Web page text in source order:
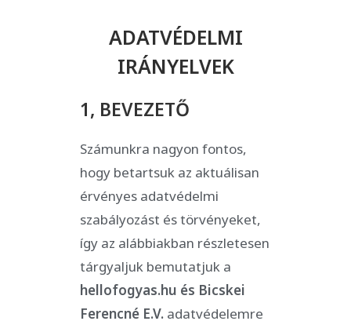
ADATVÉDELMI
IRÁNYELVEK
1, BEVEZETŐ
Számunkra nagyon fontos,
hogy betartsuk az aktuálisan
érvényes adatvédelmi
szabályozást és törvényeket,
így az alábbiakban részletesen
tárgyaljuk bemutatjuk a
hellofogyas.hu és Bicskei
Ferencné E.V.adatvédelemre